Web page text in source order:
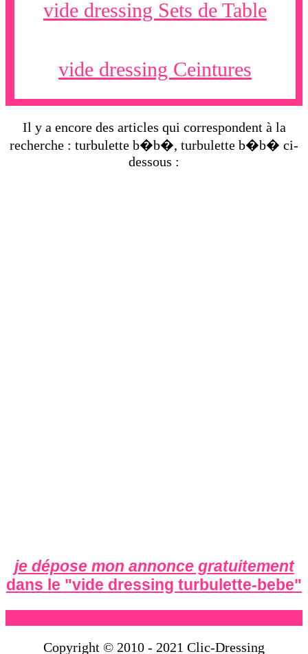
vide dressing Sets de Table
vide dressing Ceintures
Il y a encore des articles qui correspondent à la
recherche : turbulette b�b�, turbulette b�b� ci-
dessous :
je dépose mon annonce gratuitement
dans le "vide dressing turbulette-bebe"
Copyright © 2010 - 2021 Clic-Dressing